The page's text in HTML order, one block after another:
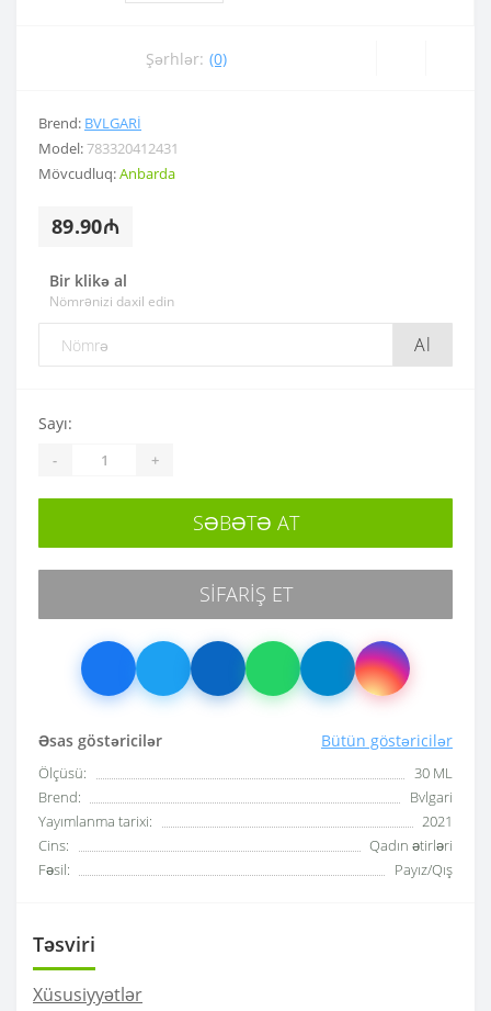
Şərhlər: (0)
Brend: BVLGARI
Model:783320412431
Mövcudluq:Anbarda
89.90₼
Bir klikə al
Nömrənizi daxil edin
Al
Əsas göstəricilər Bütün göstəricilər
Ölçüsü:
30 ML
Brend:
Bvlgari
Yayımlanma tarixi:
2021
Cins:
Qadın ətirləri
Fəsil:
Payız/Qış
Sayı:
- +
SƏBƏTƏ AT
SIFARIŞ ET
Təsviri
Xüsusiyyətlər